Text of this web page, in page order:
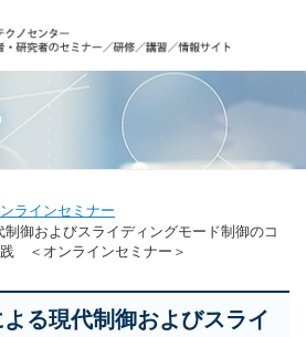
ラインセミナー
御およびスライディングモード制御のコ
＜オンラインセミナー＞
る現代制御およびスライ